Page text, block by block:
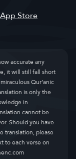
accurate any
it will still fall short
Qur’anic
is only the
in
cannot be
Should you have
translation, please
to each verse on